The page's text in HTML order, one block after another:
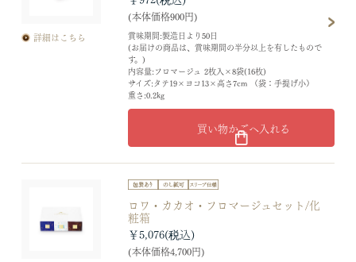
詳細はこちら
賞味期間:製造日より50日
(お届けの商品は、賞味期間の半分以上を有したもので
す。)
内容量:フロマージュ 2枚入×8袋(16枚)
サイズ:タテ19×ヨコ13×高さ7cm （袋：手提げ小）
重さ:0.2kg
(本体価格900円)
買い物かごへ入れる
ロワ・カカオ・フロマージュセット/化
粧箱
￥5,076
(本体価格4,700円)